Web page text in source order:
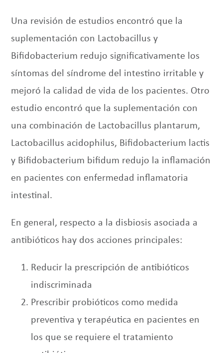
Una revisión de estudios encontró que la
suplementación con Lactobacillus y
Bifidobacterium redujo significativamente los
síntomas del síndrome del intestino irritable y
mejoró la calidad de vida de los pacientes. Otro
estudio encontró que la suplementación con
una combinación de Lactobacillus plantarum,
Lactobacillus acidophilus, Bifidobacterium lactis
y Bifidobacterium bifidum redujo la inflamación
en pacientes con enfermedad inflamatoria
intestinal.
En general, respecto a la disbiosis asociada a
antibióticos hay dos acciones principales:
Reducir la prescripción de antibióticos
indiscriminada
Prescribir probióticos como medida
preventiva y terapéutica en pacientes en
los que se requiere el tratamiento